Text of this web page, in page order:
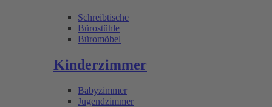
Schreibtische
Bürostühle
Büromöbel
Kinderzimmer
Babyzimmer
Jugendzimmer